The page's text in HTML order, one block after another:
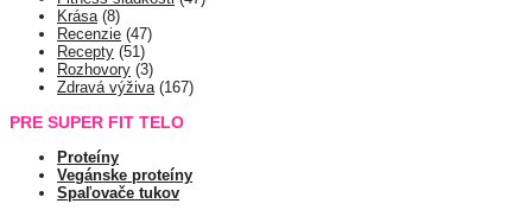
Krása(8)
Recenzie (47)
Recepty (51)
Rozhovory (3)
Zdravá výživa(167)
PRE SUPER FIT TELO
Proteíny
Vegánske proteíny
Spaľovače tukov